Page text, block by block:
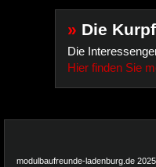
» Die
Die
Hier finden Sie
modulbaufreunde-ladenburg.de